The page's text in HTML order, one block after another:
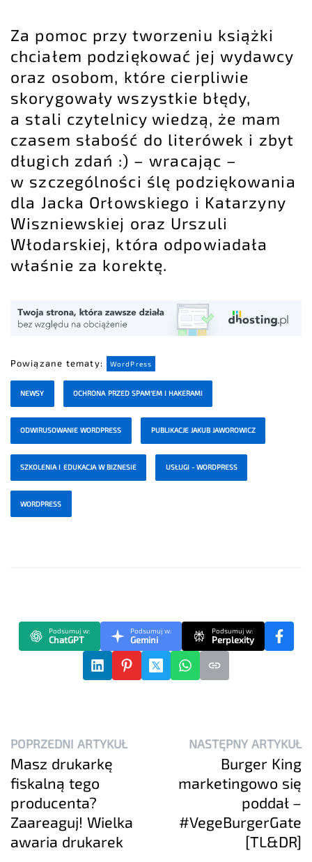
Za pomoc przy tworzeniu książki
chciałem podziękować jej wydawcy
oraz osobom, które cierpliwie
skorygowały wszystkie błędy,
a stali czytelnicy wiedzą, że mam
czasem słabość do literówek i zbyt
długich zdań :) – wracając –
w szczególności ślę podziękowania
dla Jacka Orłowskiego i Katarzyny
Wiszniewskiej oraz Urszuli
Włodarskiej, która odpowiadała
właśnie za korektę.
Powiązane tematy: WordPress
NEWSY OCHRONA PRZED SPAM'EM I HAKERAMI
ODWIRUSOWANIE WORDPRESS PUBLIKACJE JAKUB JAWOROWICZ
SZKOLENIA I EDUKACJA W BIZNESIE USŁUGI - WORDPRESS
WORDPRESS
Podsumuj w:
ChatGPT
Podsumuj w:
Gemini
Podsumuj w:
Perplexity
POPRZEDNI ARTYKUŁ
Masz drukarkę
fiskalną tego
producenta?
Zaareaguj! Wielka
awaria drukarek
NASTĘPNY ARTYKUŁ
Burger King
marketingowo się
poddał –
#VegeBurgerGate
[TL&DR]